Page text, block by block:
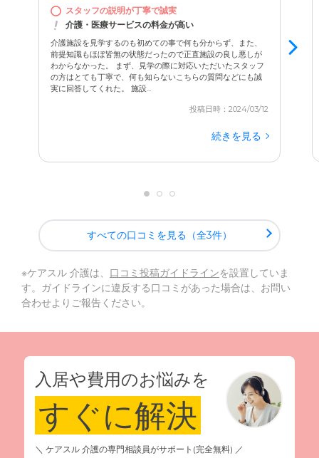
スタッフの説明が丁寧で誠実
介護・医療サービスの料金が高い
介護施設を見学するのも初めての事で何も分からず、また、
前提知識もほぼ皆無の状態だったので正直施設の良し悪しが
わからなかった。 まず、見学の際に対応いただいたスタッフ
の方はとても丁寧で、何も知らないこちらの質問などにも誠
実に回答してくれた。 施設...
投稿日時：2024/03/12
続きを見る
すべての口コミを見る（全3件）
※ケアスル 介護は、 口コミ投稿ガイドラインを設置していま
す。ガイドラインに違反する口コミがあった場合は、お問い
合わせよりご報告ください。
入居や費用のお悩みを
すぐに解決
＼ ケアスル 介護の専門相談員がサポート(完全無料) ／